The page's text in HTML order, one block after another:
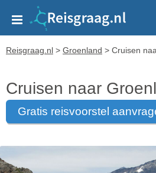
Reisgraag.nl > Groenland > Cruisen
Cruisen naar
gratis reisvoorstel